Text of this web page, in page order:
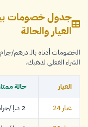
جدول خصومات
العيار والحالة
الشراء الفعلي لذهبك.
العيار حالة
عيار 24 2 درهم
2 د.إ /